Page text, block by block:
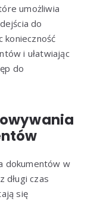
umożliwia
do
konieczność
i ułatwiając
do
dokumentów w
długi czas
się